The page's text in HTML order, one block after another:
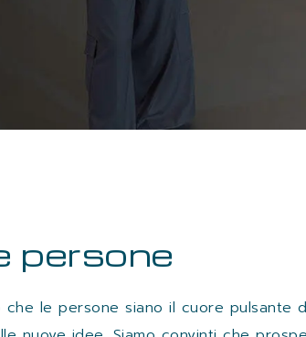
persone
le persone siano il cuore pulsante